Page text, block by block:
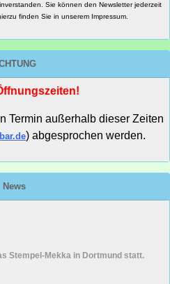
Sie können den Newsletter jederzeit
finden Sie in unserem Impressum.
Termin außerhalb dieser Zeiten
) abgesprochen werden.
News
Stempel-Mekka in Dortmund statt.